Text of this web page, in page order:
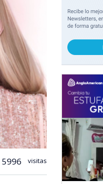
5996 visitas